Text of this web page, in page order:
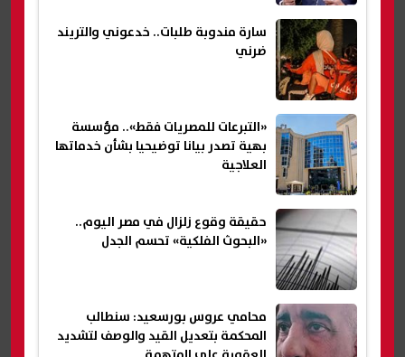
سارة مندوبة طلبات.. خدعوني والتريند
ضرني
«التبرعات للمصريات فقط».. مؤسسة
بهية تصدر بيانا توضيحيا بشأن خدماتها
العلاجية
حقيقة وقوع زلزال في مصر اليوم..
«البحوث الفلكية» تحسم الجدل
محامي عروس بورسعيد: سنطالب
المحكمة بتعديل القيد والوصف لتشديد